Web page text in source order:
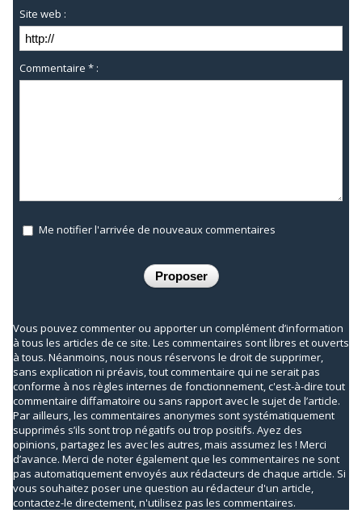
Site web :
Commentaire * :
Me notifier l'arrivée de nouveaux commentaires
Vous pouvez commenter ou apporter un complément d’information
à tous les articles de ce site. Les commentaires sont libres et ouverts
à tous. Néanmoins, nous nous réservons le droit de supprimer,
sans explication ni préavis, tout commentaire qui ne serait pas
conforme à nos règles internes de fonctionnement, c'est-à-dire tout
commentaire diffamatoire ou sans rapport avec le sujet de l’article.
Par ailleurs, les commentaires anonymes sont systématiquement
supprimés s’ils sont trop négatifs ou trop positifs. Ayez des
opinions, partagez les avec les autres, mais assumez les ! Merci
d’avance. Merci de noter également que les commentaires ne sont
pas automatiquement envoyés aux rédacteurs de chaque article. Si
vous souhaitez poser une question au rédacteur d'un article,
contactez-le directement, n'utilisez pas les commentaires.